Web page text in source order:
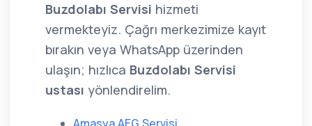
Buzdolabı Servisi hizmeti
vermekteyiz. Çağrı merkezimize kayıt
bırakın veya WhatsApp üzerinden
ulaşın; hızlıca Buzdolabı Servisi
ustası yönlendirelim.